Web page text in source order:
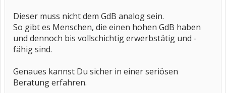
Dieser muss nicht dem GdB analog sein.
So gibt es Menschen, die einen hohen GdB haben
und dennoch bis vollschichtig erwerbstätig und -
fähig sind.
Genaues kannst Du sicher in einer seriösen
Beratung erfahren.